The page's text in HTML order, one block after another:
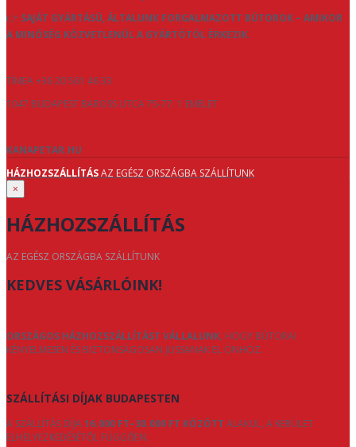
👉 SAJÁT GYÁRTÁSÚ, ÁLTALUNK FORGALMAZOTT BÚTOROK – AMIKOR
A MINŐSÉG KÖZVETLENÜL A GYÁRTÓTÓL ÉRKEZIK.
TÍMEA +36 20 561 46 33
1047 BUDAPEST BAROSS UTCA 75-77. 1 EMELET
KANAPETAR.HU
HÁZHOZSZÁLLÍTÁSAZ EGÉSZ ORSZÁGBA SZÁLLÍTUNK
×
HÁZHOZSZÁLLÍTÁS
AZ EGÉSZ ORSZÁGBA SZÁLLÍTUNK
KEDVES VÁSÁRLÓINK!
ORSZÁGOS HÁZHOZSZÁLLÍTÁST VÁLLALUNK, HOGY BÚTORAI
KÉNYELMESEN ÉS BIZTONSÁGOSAN JUSSANAK EL ÖNHÖZ.
SZÁLLÍTÁSI DÍJAK BUDAPESTEN
A SZÁLLÍTÁS DÍJA16.000 FT–30.000 FT KÖZÖTT ALAKUL, A KERÜLET
ELHELYEZKEDÉSÉTŐL FÜGGŐEN.